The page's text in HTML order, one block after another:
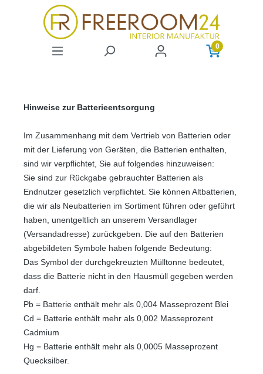
Zum Hauptinhalt springen
0
Hinweise zur Batterieentsorgung
Im Zusammenhang mit dem Vertrieb von Batterien oder
mit der Lieferung von Geräten, die Batterien enthalten,
sind wir verpflichtet, Sie auf folgendes hinzuweisen:
Sie sind zur Rückgabe gebrauchter Batterien als
Endnutzer gesetzlich verpflichtet. Sie können Altbatterien,
die wir als Neubatterien im Sortiment führen oder geführt
haben, unentgeltlich an unserem Versandlager
(Versandadresse) zurückgeben. Die auf den Batterien
abgebildeten Symbole haben folgende Bedeutung:
Das Symbol der durchgekreuzten Mülltonne bedeutet,
dass die Batterie nicht in den Hausmüll gegeben werden
darf.
Pb = Batterie enthält mehr als 0,004 Masseprozent Blei
Cd = Batterie enthält mehr als 0,002 Masseprozent
Cadmium
Hg = Batterie enthält mehr als 0,0005 Masseprozent
Quecksilber.